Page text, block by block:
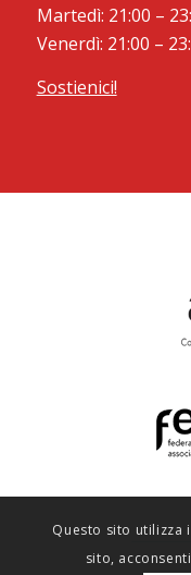
Martedì: 21:00 –
Venerdì: 21:00 –
Sostienici!
Questo sito utilizza
sito,